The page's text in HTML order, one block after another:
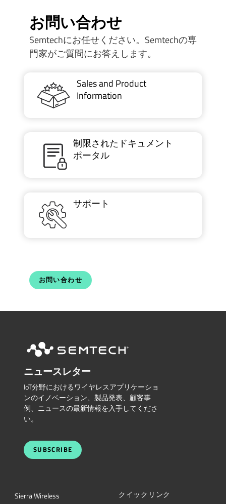
お問い合わせ
Semtechにお任せください。Semtechの専
門家がご質問にお答えします。
Sales and Product
Information
制限されたドキュメント
ポータル
サポート
お問い合わせ
ニュースレター
IoT分野におけるワイヤレスアプリケーショ
ンのイノベーション、製品発表、顧客事
例、ニュースの最新情報を入手してくださ
い。
SUBSCRIBE
Sierra Wireless
クイックリンク